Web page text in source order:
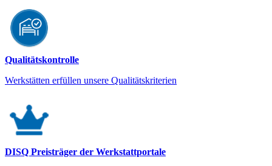
Qualitätskontrolle
Werkstätten erfüllen unsere Qualitätskriterien
DISQ Preisträger der Werkstattportale